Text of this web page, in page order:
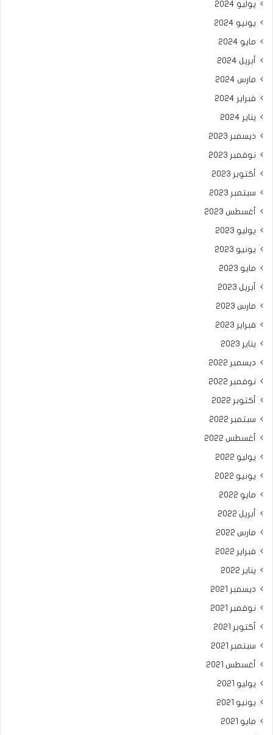
يوليو 2024
يونيو 2024
مايو 2024
أبريل 2024
مارس 2024
فبراير 2024
يناير 2024
ديسمبر 2023
نوفمبر 2023
أكتوبر 2023
سبتمبر 2023
أغسطس 2023
يوليو 2023
يونيو 2023
مايو 2023
أبريل 2023
مارس 2023
فبراير 2023
يناير 2023
ديسمبر 2022
نوفمبر 2022
أكتوبر 2022
سبتمبر 2022
أغسطس 2022
يوليو 2022
يونيو 2022
مايو 2022
أبريل 2022
مارس 2022
فبراير 2022
يناير 2022
ديسمبر 2021
نوفمبر 2021
أكتوبر 2021
سبتمبر 2021
أغسطس 2021
يوليو 2021
يونيو 2021
مايو 2021